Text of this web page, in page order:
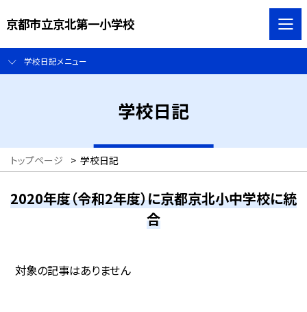
京都市立京北第一小学校
学校日記メニュー
学校日記
トップページ > 学校日記
2020年度（令和2年度）に京都京北小中学校に統
合
対象の記事はありません